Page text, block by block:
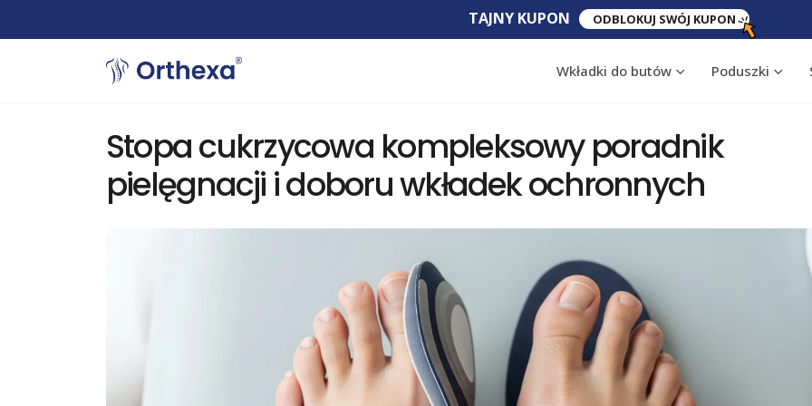
TAJNY​ KUPON​ ODBLOKUJ SWÓJ KUPON
Wkładki do butów Poduszki
Stopa cukrzycowa kompleksowy poradnik
pielęgnacji i doboru wkładek ochronnych
Skręcenie kostki: pierwsza
pomoc i rehabilitacja
6 sierpnia, 2026
Woda w kolanie:
przyczyny i co robić
28 lipca, 2026